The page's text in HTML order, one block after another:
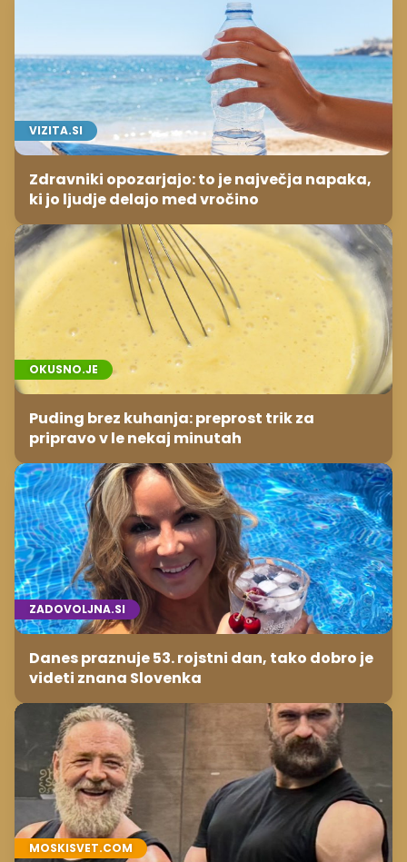
VIZITA.SI
Zdravniki opozarjajo: to je največja napaka,
ki jo ljudje delajo med vročino
OKUSNO.JE
Puding brez kuhanja: preprost trik za
pripravo v le nekaj minutah
ZADOVOLJNA.SI
Danes praznuje 53. rojstni dan, tako dobro je
videti znana Slovenka
MOSKISVET.COM